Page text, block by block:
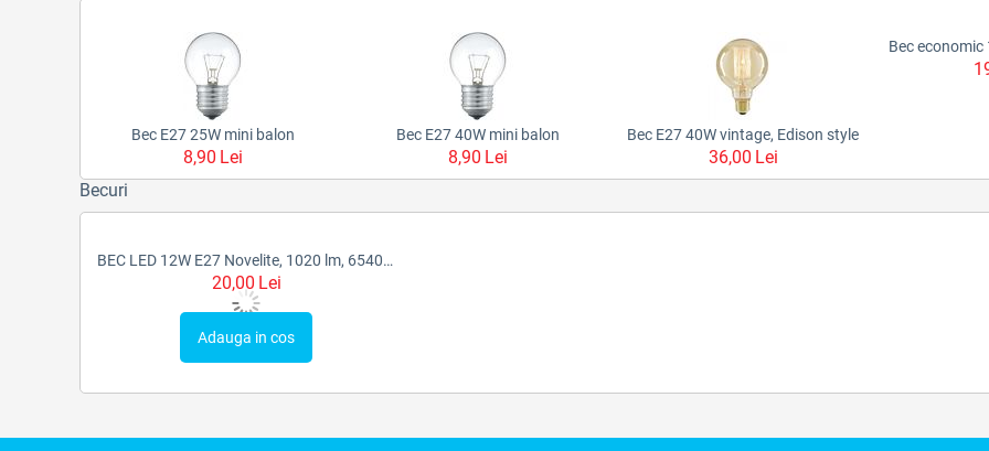
Bec E27 25W mini balon
8,90 Lei
Bec E27 40W mini balon
8,90 Lei
Bec E27 40W vintage, Edison style
36,00 Lei
Becuri
BEC LED 12W E27 Novelite, 1020 lm, 65400K, FST56771
20,00 Lei
Adauga in cos